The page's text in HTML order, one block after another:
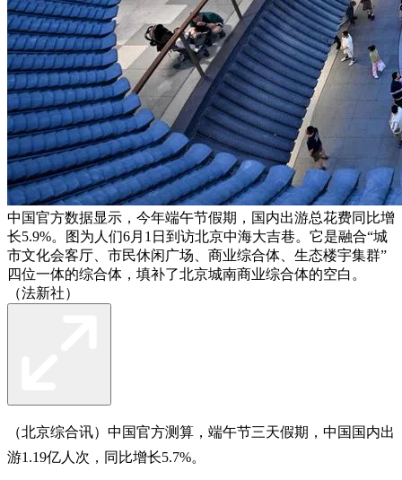
中国官方数据显示，今年端午节假期，国内出游总花费同比增
长5.9%。图为人们6月1日到访北京中海大吉巷。它是融合“城
市文化会客厅、市民休闲广场、商业综合体、生态楼宇集群”
四位一体的综合体，填补了北京城南商业综合体的空白。
（法新社）
（北京综合讯）中国官方测算，端午节三天假期，中国国内出
游1.19亿人次，同比增长5.7%。